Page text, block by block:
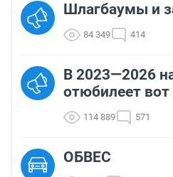
Шлагбаумы и
84 349 414
В 2023—2026
отюбилеет
114 889 571
ОБВЕС